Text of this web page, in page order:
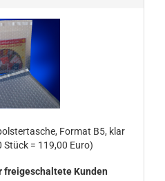
Format B5, klar
= 119,00 Euro)
freigeschaltete Kunden